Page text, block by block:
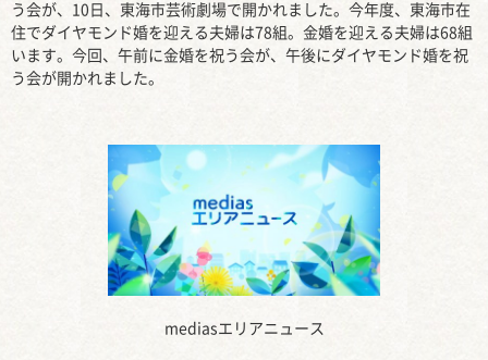
mediasエリアニュース
う会が、10日、東海市芸術劇場で開かれました。今年度、東海市在
住でダイヤモンド婚を迎える夫婦は78組。金婚を迎える夫婦は68組
います。今回、午前に金婚を祝う会が、午後にダイヤモンド婚を祝
う会が開かれました。